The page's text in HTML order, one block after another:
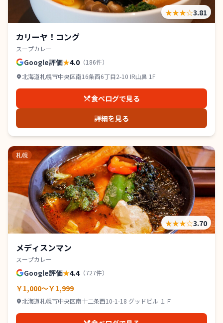
★★★☆3.81
カリーヤ！コング
スープカレー
Google評価★4.0 （186件）
北海道札幌市中央区南16条西6丁目2-10 IR山鼻 1F
食べログで見る
詳細を見る
札幌
★★★☆3.70
メディスンマン
スープカレー
Google評価★4.4（727件）
￥1,000～￥1,999
北海道札幌市中央区南十二条西10-1-18 グッドビル １Ｆ